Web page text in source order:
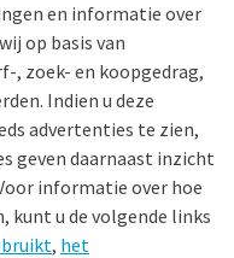
en informatie over
op basis van
, zoek- en koopgedrag,
Indien u deze
advertenties te zien,
geven daarnaast inzicht
informatie over hoe
kunt u de volgende links
, het